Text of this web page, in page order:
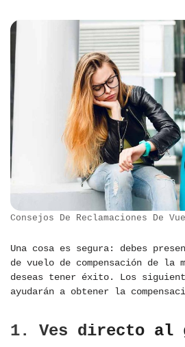
Consejos De Reclamaciones De
Una cosa es segura: debes
de vuelo de compensación de la
deseas tener éxito. Los
ayudarán a obtener la
1. Ves directo al